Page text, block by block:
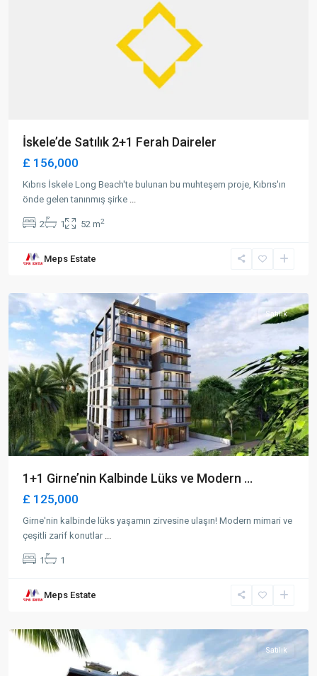
İskele’de Satılık 2+1 Ferah Daireler
£ 156,000
Kıbrıs İskele Long Beach'te bulunan bu muhteşem proje, Kıbrıs'ın
önde gelen tanınmış şirke
2 1 52 m2
Meps Estate
Karakum,
Satılık
1+1 Girne’nin Kalbinde Lüks ve Modern ...
£ 125,000
Girne'nin kalbinde lüks yaşamın zirvesine ulaşın! Modern mimari ve
çeşitli zarif konutlar
1 1
Meps Estate
Alsancak,
Satılık